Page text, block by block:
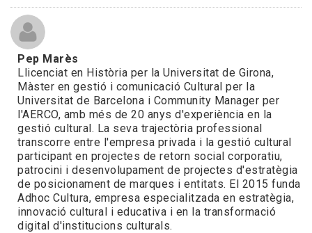
Pep Marès
Llicenciat en Història per la Universitat de Girona,
Màster en gestió i comunicació Cultural per la
Universitat de Barcelona i Community Manager per
l'AERCO, amb més de 20 anys d'experiència en la
gestió cultural. La seva trajectòria professional
transcorre entre l'empresa privada i la gestió cultural
participant en projectes de retorn social corporatiu,
patrocini i desenvolupament de projectes d'estratègia
de posicionament de marques i entitats. El 2015 funda
Adhoc Cultura, empresa especialitzada en estratègia,
innovació cultural i educativa i en la transformació
digital d'institucions culturals.